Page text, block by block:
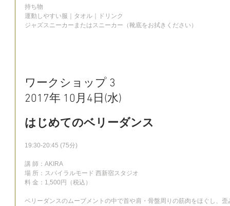
持ち物
運動しやすい服｜タオル｜ドリンク
ジャズスニーカーまたはスニーカー（靴底をお拭きください）
ワークショップ 3
2017年 10月4日(水)
はじめてのベリーダンス
19:30-20:45 (75分)
講 師：AKIRA
場 所：スパイラルモード 西新宿スタジオ
料 金：1,500円（税込）
ベリーダンスのムーブメントの中で首や肩・骨盤周りの筋肉をほぐし、